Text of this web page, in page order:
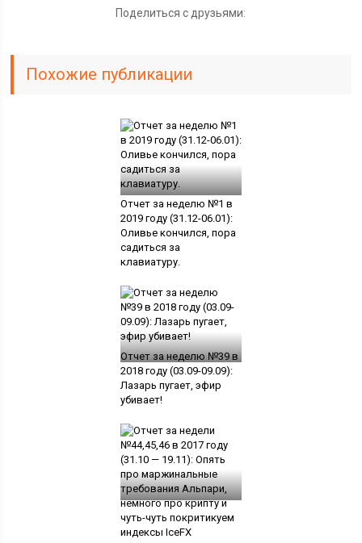
Поделиться с друзьями:
Похожие публикации
Отчет за неделю №1 в
2019 году (31.12-06.01):
Оливье кончился, пора
садиться за
клавиатуру.
Отчет за неделю №39 в
2018 году (03.09-09.09):
Лазарь пугает, эфир
убивает!